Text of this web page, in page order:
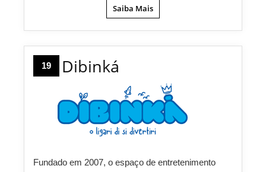
Saiba Mais
19 Dibinká
Fundado em 2007, o espaço de entretenimento